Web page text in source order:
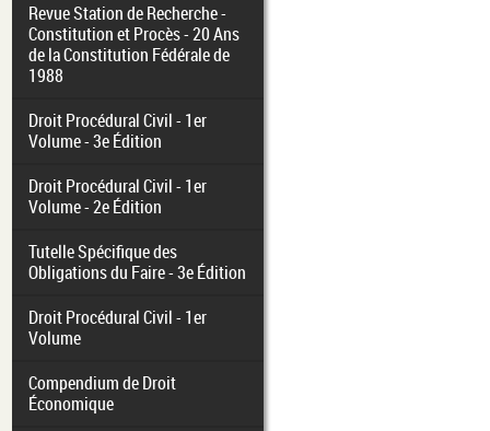
Revue Station de Recherche -
Constitution et Procès - 20 Ans
de la Constitution Fédérale de
1988
Droit Procédural Civil - 1er
Volume - 3e Édition
Droit Procédural Civil - 1er
Volume - 2e Édition
Tutelle Spécifique des
Obligations du Faire - 3e Édition
Droit Procédural Civil - 1er
Volume
Compendium de Droit
Économique